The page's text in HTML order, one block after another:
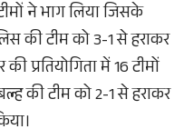
ने भाग लिया जिसके
की टीम को 3-1 से हराकर
प्रतियोगिता में 16 टीमों
की टीम को 2-1 से हराकर